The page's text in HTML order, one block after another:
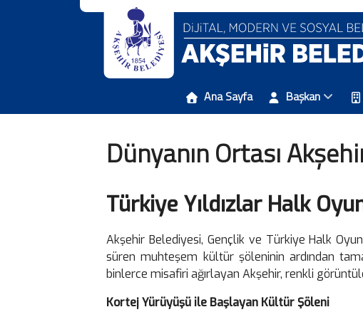
Ana Sayfa Başkan
Dünyanın Ortası
Türkiye Yıldızlar Halk
Akşehir Belediyesi, Gençlik ve Türkiye Halk
süren muhteşem kültür şöleninin ardından
binlerce misafiri ağırlayan Akşehir, renkli
Kortej Yürüyüşü ile Başlayan Kültür Şöleni